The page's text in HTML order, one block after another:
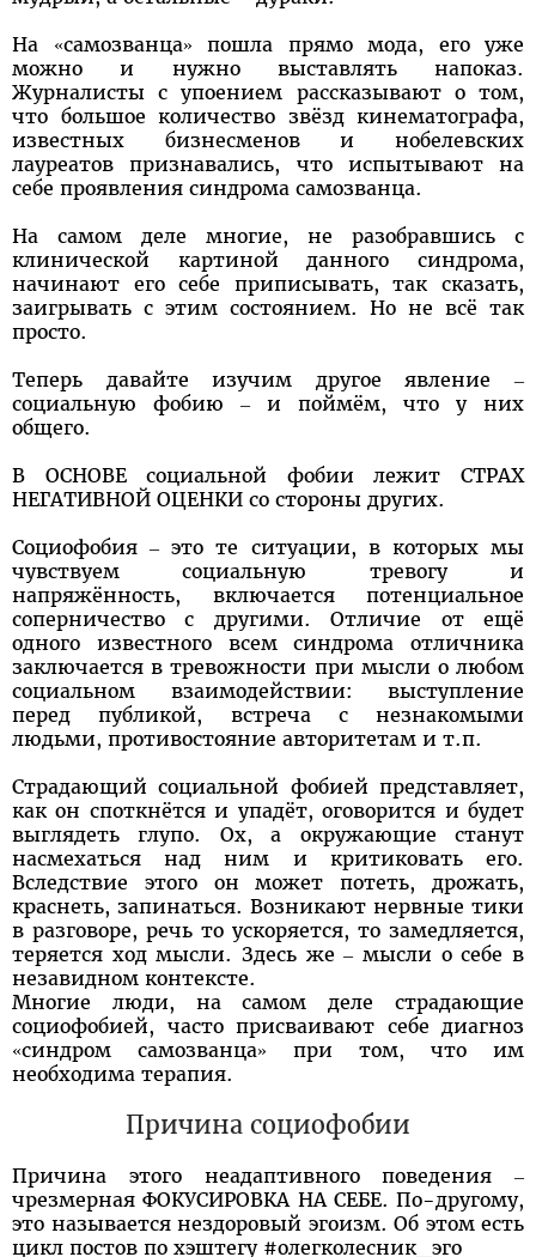
На «самозванца» пошла прямо мода, его уже
можно и нужно выставлять напоказ.
Журналисты с упоением рассказывают о том,
что большое количество звёзд кинематографа,
известных бизнесменов и нобелевских
лауреатов признавались, что испытывают на
себе проявления синдрома самозванца.
На самом деле многие, не разобравшись с
клинической картиной данного синдрома,
начинают его себе приписывать, так сказать,
заигрывать с этим состоянием. Но не всё так
просто.
Теперь давайте изучим другое явление –
социальную фобию – и поймём, что у них
общего.
В ОСНОВЕ социальной фобии лежит СТРАХ
НЕГАТИВНОЙ ОЦЕНКИ со стороны других.
Социофобия – это те ситуации, в которых мы
чувствуем социальную тревогу и
напряжённость, включается потенциальное
соперничество с другими. Отличие от ещё
одного известного всем синдрома отличника
заключается в тревожности при мысли о любом
социальном взаимодействии: выступление
перед публикой, встреча с незнакомыми
людьми, противостояние авторитетам и т.п.
Страдающий социальной фобией представляет,
как он споткнётся и упадёт, оговорится и будет
выглядеть глупо. Ох, а окружающие станут
насмехаться над ним и критиковать его.
Вследствие этого он может потеть, дрожать,
краснеть, запинаться. Возникают нервные тики
в разговоре, речь то ускоряется, то замедляется,
теряется ход мысли. Здесь же – мысли о себе в
незавидном контексте.
Многие люди, на самом деле страдающие
социофобией, часто присваивают себе диагноз
«синдром самозванца» при том, что им
необходима терапия.
Причина социофобии
Причина этого неадаптивного поведения –
чрезмерная ФОКУСИРОВКА НА СЕБЕ. По-другому,
это называется нездоровый эгоизм. Об этом есть
цикл постов по хэштегу #олегколесник_эго